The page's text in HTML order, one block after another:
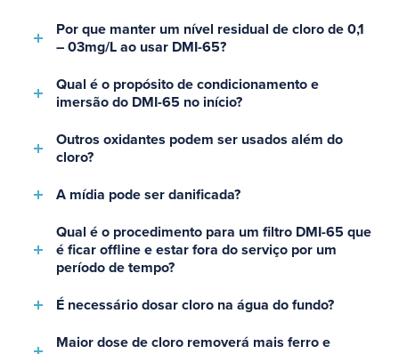
Por que manter um nível residual de cloro de 0,1
– 03mg/L ao usar DMI-65?
Qual é o propósito de condicionamento e
imersão do DMI-65 no início?
Outros oxidantes podem ser usados além do
cloro?
A mídia pode ser danificada?
Qual é o procedimento para um filtro DMI-65 que
é ficar offline e estar fora do serviço por um
período de tempo?
É necessário dosar cloro na água do fundo?
Maior dose de cloro removerá mais ferro e